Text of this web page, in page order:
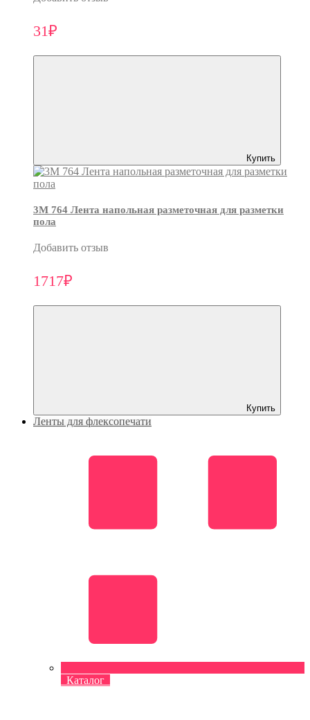
31₽
Купить
3M 764 Лента напольная разметочная для разметки
пола
Добавить отзыв
1717₽
Купить
Ленты для флексопечати
Каталог